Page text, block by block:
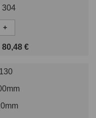
304
+
80,48 €